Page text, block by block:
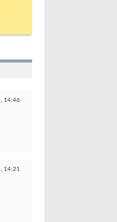
14:46
14:21